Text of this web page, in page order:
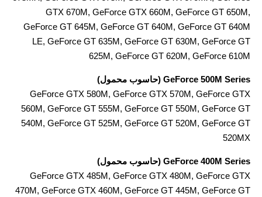
GTX 670M, GeForce GTX 660M, GeForce GT 650M,
GeForce GT 645M, GeForce GT 640M, GeForce GT 640M
LE, GeForce GT 635M, GeForce GT 630M, GeForce GT
625M, GeForce GT 620M, GeForce 610M
GeForce 500M Series (حاسوب محمول)
GeForce GTX 580M, GeForce GTX 570M, GeForce GTX
560M, GeForce GT 555M, GeForce GT 550M, GeForce GT
540M, GeForce GT 525M, GeForce GT 520M, GeForce GT
520MX
GeForce 400M Series (حاسوب محمول)
GeForce GTX 485M, GeForce GTX 480M, GeForce GTX
470M, GeForce GTX 460M, GeForce GT 445M, GeForce GT